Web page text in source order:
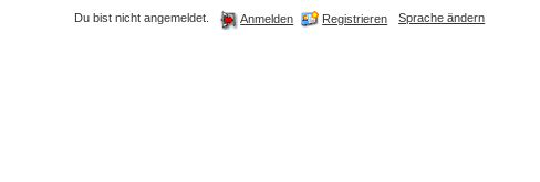
Du bist nicht angemeldet. Anmelden Registrieren Sprache ändern